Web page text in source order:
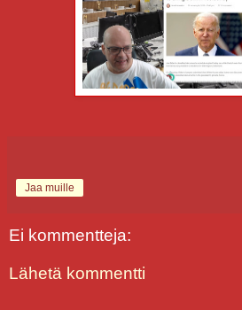
Jaa muille
Ei kommentteja:
Lähetä kommentti